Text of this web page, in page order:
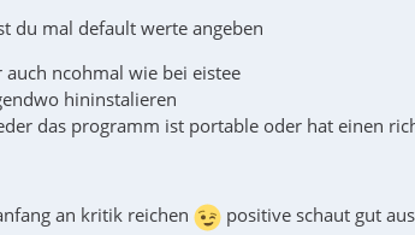
du mal default werte angeben
auch ncohmal wie bei eistee
hininstalieren
das programm ist portable oder hat einen
an kritik reichen positive schaut gut aus